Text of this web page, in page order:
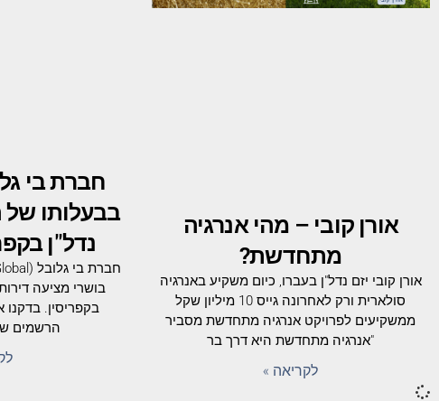
אורן קובי – מהי אנרגיה
מתחדשת?
אורן קובי יזם נדל"ן בעברו, כיום משקיע באנרגיה
סולארית ורק לאחרונה גייס 10 מיליון שקל
ממשקיעים לפרויקט אנרגיה מתחדשת מסביר
"אנרגיה מתחדשת היא דרך בר
לקריאה »
בבעלותו של
נדל"ן
בושרי מציעה
בקפריסין.
הרשמים